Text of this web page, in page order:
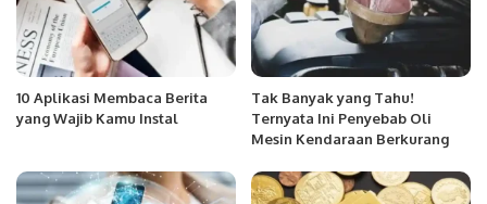
10 Aplikasi Membaca Berita
yang Wajib Kamu Instal
Tak Banyak yang Tahu!
Ternyata Ini Penyebab Oli
Mesin Kendaraan Berkurang